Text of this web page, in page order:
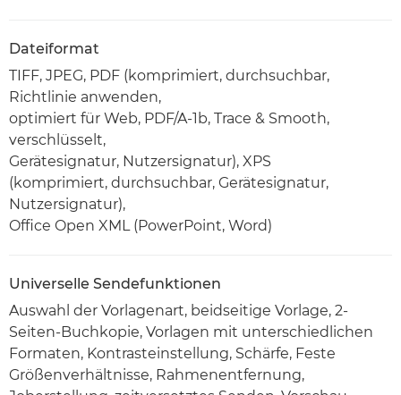
Dateiformat
TIFF, JPEG, PDF (komprimiert, durchsuchbar,
Richtlinie anwenden,
optimiert für Web, PDF/A-1b, Trace & Smooth,
verschlüsselt,
Gerätesignatur, Nutzersignatur), XPS
(komprimiert, durchsuchbar, Gerätesignatur,
Nutzersignatur),
Office Open XML (PowerPoint, Word)
Universelle Sendefunktionen
Auswahl der Vorlagenart, beidseitige Vorlage, 2-
Seiten-Buchkopie, Vorlagen mit unterschiedlichen
Formaten, Kontrasteinstellung, Schärfe, Feste
Größenverhältnisse, Rahmenentfernung,